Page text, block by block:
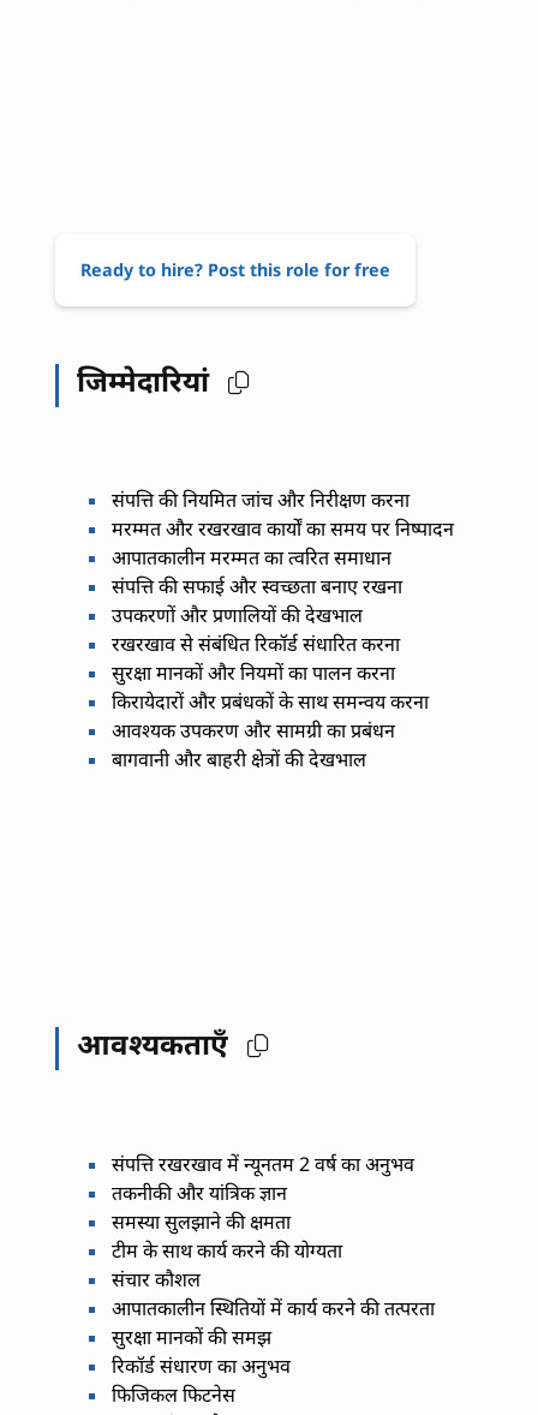
Ready to hire? Post this role for free
जिम्मेदारियां
संपत्ति की नियमित जांच और निरीक्षण करना
मरम्मत और रखरखाव कार्यों का समय पर निष्पादन
आपातकालीन मरम्मत का त्वरित समाधान
संपत्ति की सफाई और स्वच्छता बनाए रखना
उपकरणों और प्रणालियों की देखभाल
रखरखाव से संबंधित रिकॉर्ड संधारित करना
सुरक्षा मानकों और नियमों का पालन करना
किरायेदारों और प्रबंधकों के साथ समन्वय करना
आवश्यक उपकरण और सामग्री का प्रबंधन
बागवानी और बाहरी क्षेत्रों की देखभाल
आवश्यकताएँ
संपत्ति रखरखाव में न्यूनतम 2 वर्ष का अनुभव
तकनीकी और यांत्रिक ज्ञान
समस्या सुलझाने की क्षमता
टीम के साथ कार्य करने की योग्यता
संचार कौशल
आपातकालीन स्थितियों में कार्य करने की तत्परता
सुरक्षा मानकों की समझ
रिकॉर्ड संधारण का अनुभव
फिजिकल फिटनेस